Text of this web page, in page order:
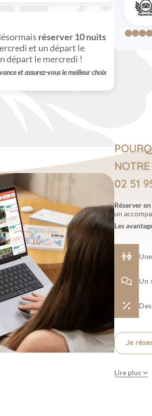
réserver 10 nuits
et un départ le
départ le mercredi !
et assurez-vous le meilleur choix
02 51
Réserver
un
Les
Un
Je
Lire plus